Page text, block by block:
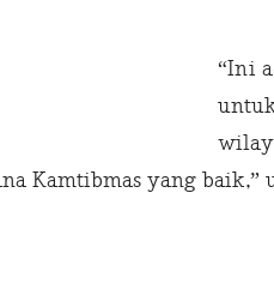
“Ini
Kamtibmas yang baik,”